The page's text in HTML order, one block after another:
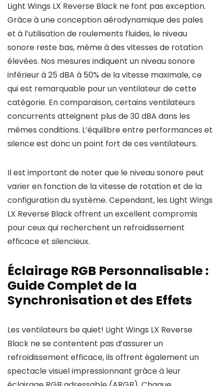
Light Wings LX Reverse Black ne font pas exception.
Grâce à une conception aérodynamique des pales
et à l’utilisation de roulements fluides, le niveau
sonore reste bas, même à des vitesses de rotation
élevées. Nos mesures indiquent un niveau sonore
inférieur à 25 dBA à 50% de la vitesse maximale, ce
qui est remarquable pour un ventilateur de cette
catégorie. En comparaison, certains ventilateurs
concurrents atteignent plus de 30 dBA dans les
mêmes conditions. L’équilibre entre performances et
silence est donc un point fort de ces ventilateurs.
Il est important de noter que le niveau sonore peut
varier en fonction de la vitesse de rotation et de la
configuration du système. Cependant, les Light Wings
LX Reverse Black offrent un excellent compromis
pour ceux qui recherchent un refroidissement
efficace et silencieux.
Éclairage RGB Personnalisable :
Guide Complet de la
Synchronisation et des Effets
Les ventilateurs be quiet! Light Wings LX Reverse
Black ne se contentent pas d’assurer un
refroidissement efficace, ils offrent également un
spectacle visuel impressionnant grâce à leur